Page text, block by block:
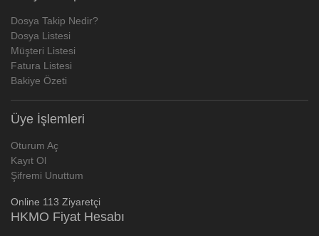
Dosya Takip Nedir?
Dosya Listesi
Müşteri Listesi
Fatura Listesi
Bakiye Özeti
Üye İşlemleri
Oturum Aç
Kayıt Ol
Şifremi Unuttum
Online 113 Ziyaretçi
HKMO Fiyat Hesabı